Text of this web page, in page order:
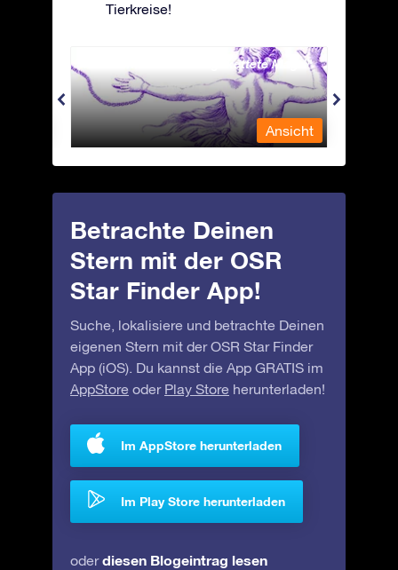
Tierkreise!
Andromeda - Die angekettete Magd
Ansicht
Betrachte Deinen
Stern mit der OSR
Star Finder App!
Suche, lokalisiere und betrachte Deinen
eigenen Stern mit der OSR Star Finder
App (iOS). Du kannst die App GRATIS im
AppStore oder Play Store herunterladen!
Im AppStore herunterladen
Im Play Store herunterladen
oderdiesen Blogeintrag lesen